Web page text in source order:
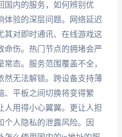
国内的服务，如何辨别优
体验的深层问题。网络延迟
其对即时通讯、在线游戏这
命伤。热门节点的拥堵会严
态。服务范围覆盖不全，
然无法解锁。跨设备支持薄
、平板之间切换将变得繁
人用得小心翼翼。更让人担
个人隐私的泄露风险。因